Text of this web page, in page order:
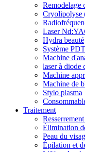
Remodelage
Cryolipolyse
Laser
Hydra beauté
Système
Machine
laser à diode
Machine
Machine de
Stylo plasma
Traitement
Élimination
Peau du
Épilation et